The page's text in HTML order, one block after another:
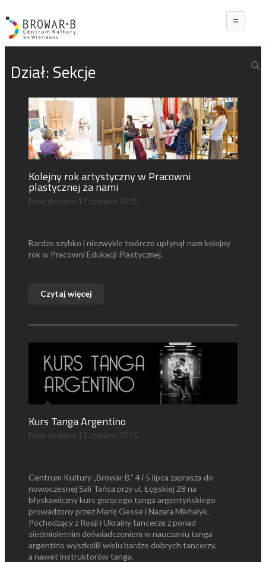
Dział:Sekcje
Kolejny rok artystyczny w Pracowni
plastycznej za nami
Data dodania 17 czerwca 2015
Bardzo szybko i niezwykle twórczo upłynął nam kolejny
rok w Pracowni Edukacji Plastycznej.
Czytaj więcej
Kurs Tanga Argentino
Data dodania 15 czerwca 2015
Centrum Kultury „Browar B.” 4 i 5 lipca zaprasza do
nowoczesnej Sali Tańca przy ul. Łęgskiej 28 na
błyskawiczny kurs gorącego tanga argentyńskiego
prowadzony przez Marię Gesse i Nazara Mikhalyk.
Pochodzący z Rosji i Ukrainy tancerze z ponad
siedmioletnim doświadczeniem w nauczaniu tanga
argentino wyszkolili wielu bardzo dobrych tancerzy,
a nawet instruktorów tanga.